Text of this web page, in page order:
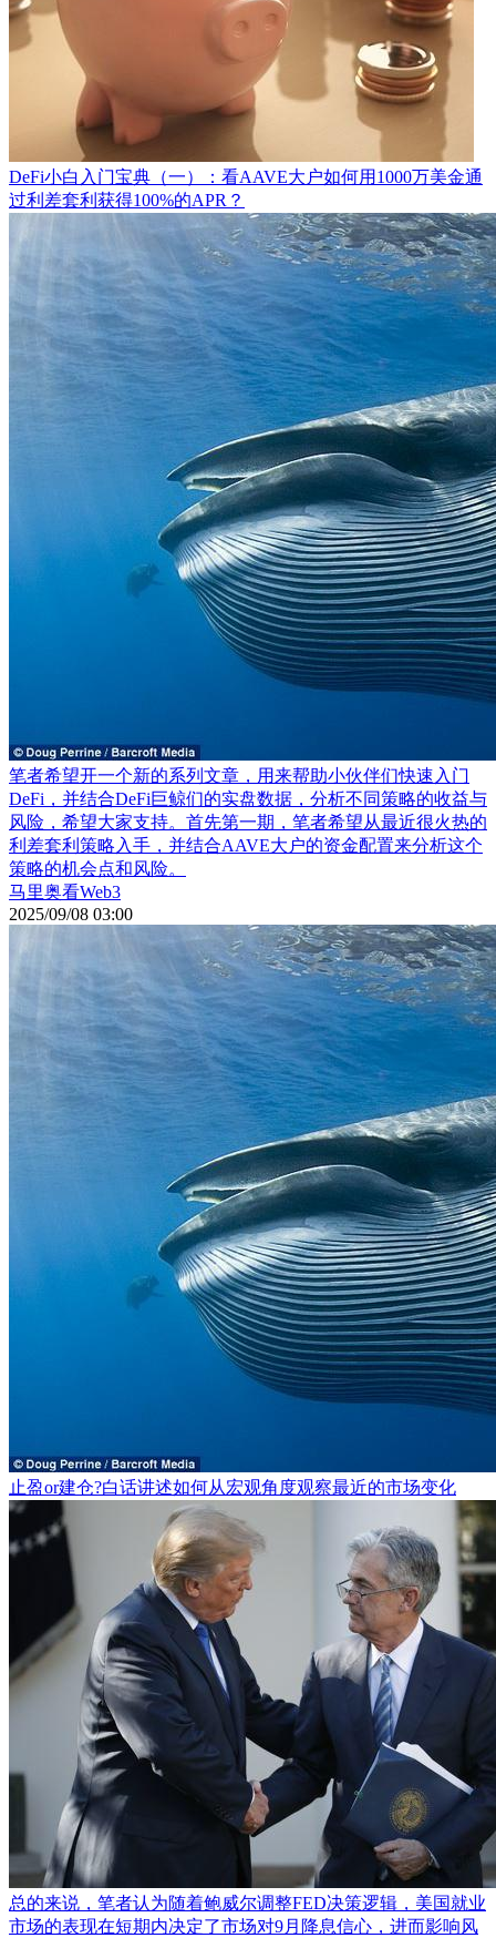
DeFi小白入门宝典（一）：看AAVE大户如何用1000万美金通
过利差套利获得100%的APR？
笔者希望开一个新的系列文章，用来帮助小伙伴们快速入门
DeFi，并结合DeFi巨鲸们的实盘数据，分析不同策略的收益与
风险，希望大家支持。首先第一期，笔者希望从最近很火热的
利差套利策略入手，并结合AAVE大户的资金配置来分析这个
策略的机会点和风险。
马里奥看Web3
2025/09/08 03:00
止盈or建仓?白话讲述如何从宏观角度观察最近的市场变化
总的来说，笔者认为随着鲍威尔调整FED决策逻辑，美国就业
市场的表现在短期内决定了市场对9月降息信心，进而影响风